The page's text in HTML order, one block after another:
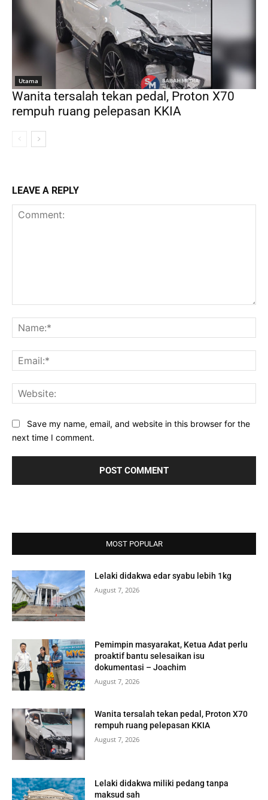
Utama
Wanita tersalah tekan pedal, Proton X70
rempuh ruang pelepasan KKIA
LEAVE A REPLY
Save my name, email, and website in this browser for the
next time I comment.
MOST POPULAR
Lelaki didakwa edar syabu lebih 1kg
August 7, 2026
Pemimpin masyarakat, Ketua Adat perlu
proaktif bantu selesaikan isu
dokumentasi – Joachim
August 7, 2026
Wanita tersalah tekan pedal, Proton X70
rempuh ruang pelepasan KKIA
August 7, 2026
Lelaki didakwa miliki pedang tanpa
maksud sah